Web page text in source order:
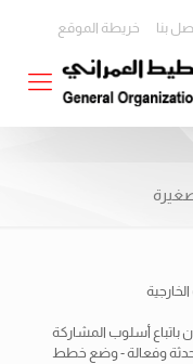
بنا خريطة الموقع
باتباع أسلوب المشاركة
وفعالة - وضع خطط